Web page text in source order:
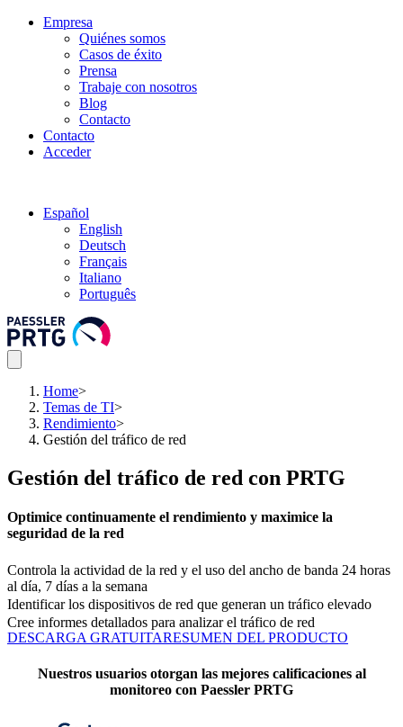
Empresa
Quiénes somos
Casos de éxito
Prensa
Trabaje con nosotros
Blog
Contacto
Contacto
Acceder
Español
English
Deutsch
Français
Italiano
Português
Home>
Temas de TI>
Rendimiento>
Gestión del tráfico de red
Gestión del tráfico de red con PRTG
Optimice continuamente el rendimiento y maximice la
seguridad de la red
Controla la actividad de la red y el uso del ancho de banda 24 horas
al día, 7 días a la semana
Identificar los dispositivos de red que generan un tráfico elevado
Cree informes detallados para analizar el tráfico de red
DESCARGA GRATUITARESUMEN DEL PRODUCTO
Nuestros usuarios otorgan las mejores calificaciones al
monitoreo con Paessler PRTG